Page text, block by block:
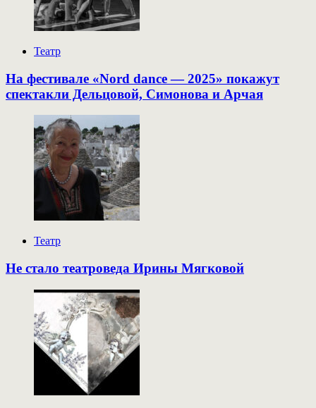
Театр
На фестивале «Nord dance — 2025» покажут
спектакли Дельцовой, Симонова и Арчая
Театр
Не стало театроведа Ирины Мягковой